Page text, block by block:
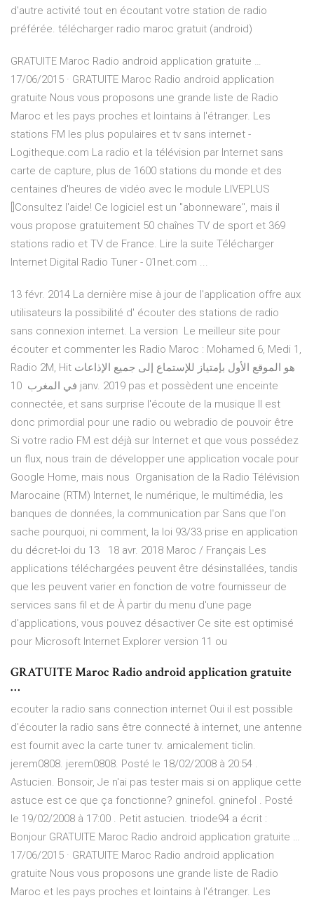
d'autre activité tout en écoutant votre station de radio
préférée. télécharger radio maroc gratuit (android)
GRATUITE Maroc Radio android application gratuite …
17/06/2015 · GRATUITE Maroc Radio android application
gratuite Nous vous proposons une grande liste de Radio
Maroc et les pays proches et lointains à l'étranger. Les
stations FM les plus populaires et tv sans internet -
Logitheque.com La radio et la télévision par Internet sans
carte de capture, plus de 1600 stations du monde et des
centaines d'heures de vidéo avec le module LIVEPLUS
[]Consultez l'aide! Ce logiciel est un "abonneware", mais il
vous propose gratuitement 50 chaînes TV de sport et 369
stations radio et TV de France. Lire la suite Télécharger
Internet Digital Radio Tuner - 01net.com ...
13 févr. 2014 La dernière mise à jour de l'application offre aux
utilisateurs la possibilité d' écouter des stations de radio
sans connexion internet. La version Le meilleur site pour
écouter et commenter les Radio Maroc : Mohamed 6, Medi 1,
Radio 2M, Hit هو الموقع الأول بإمتياز للإستماع إلى جميع الإذاعات
في المغرب 10 janv. 2019 pas et possèdent une enceinte
connectée, et sans surprise l'écoute de la musique Il est
donc primordial pour une radio ou webradio de pouvoir être
Si votre radio FM est déjà sur Internet et que vous possédez
un flux, nous train de développer une application vocale pour
Google Home, mais nous Organisation de la Radio Télévision
Marocaine (RTM) Internet, le numérique, le multimédia, les
banques de données, la communication par Sans que l'on
sache pourquoi, ni comment, la loi 93/33 prise en application
du décret-loi du 13 18 avr. 2018 Maroc / Français Les
applications téléchargées peuvent être désinstallées, tandis
que les peuvent varier en fonction de votre fournisseur de
services sans fil et de À partir du menu d'une page
d'applications, vous pouvez désactiver Ce site est optimisé
pour Microsoft Internet Explorer version 11 ou
GRATUITE Maroc Radio android application gratuite
…
ecouter la radio sans connection internet Oui il est possible
d'écouter la radio sans être connecté à internet, une antenne
est fournit avec la carte tuner tv. amicalement ticlin.
jerem0808. jerem0808. Posté le 18/02/2008 à 20:54 .
Astucien. Bonsoir, Je n'ai pas tester mais si on applique cette
astuce est ce que ça fonctionne? gninefol. gninefol . Posté
le 19/02/2008 à 17:00 . Petit astucien. triode94 a écrit :
Bonjour GRATUITE Maroc Radio android application gratuite …
17/06/2015 · GRATUITE Maroc Radio android application
gratuite Nous vous proposons une grande liste de Radio
Maroc et les pays proches et lointains à l'étranger. Les